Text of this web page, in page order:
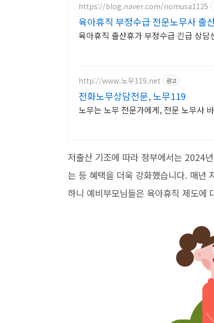
https://blog.naver.com/nomusa1125
육아휴직 부정수급 전문노무사 출
육아휴직 출산휴가 부정수급 긴급 상
http://www.노무119.net 광고
전화노무상담전문, 노무119
노무는 노무 전문가에게, 전문 노무사
저출산 기조에 따라 정부에서는 2024
는 등 혜택을 더욱 강화했습니다. 매년
하니 예비부모님들은 육아휴직 제도에